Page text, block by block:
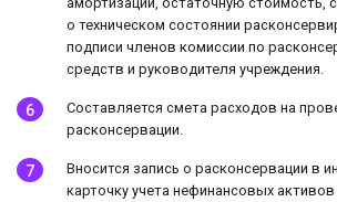
о техническом состоянии
подписи членов комиссии по
средств и руководителя учреждения.
Составляется смета расходов на
расконсервации.
Вносится запись о расконсервации в
карточку учета нефинансовых активов